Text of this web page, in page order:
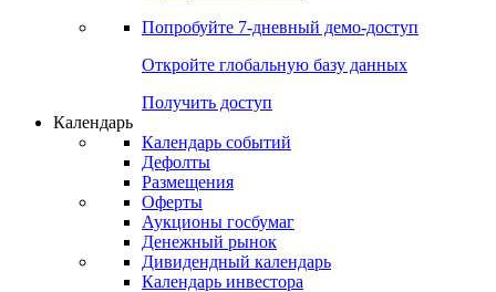
Попробуйте 7-дневный демо-доступ
Откройте глобальную базу данных
Получить доступ
Календарь
Календарь событий
Дефолты
Размещения
Оферты
Аукционы госбумаг
Денежный рынок
Дивидендный календарь
Календарь инвестора